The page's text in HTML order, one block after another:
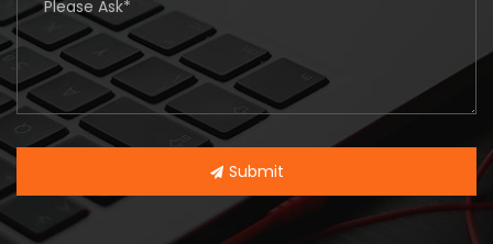
Submit